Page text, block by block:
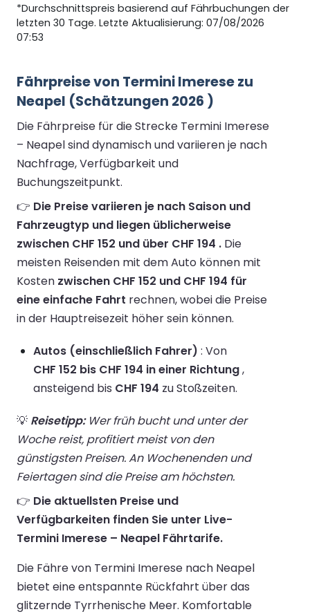
*Durchschnittspreis basierend auf Fährbuchungen der
letzten 30 Tage. Letzte Aktualisierung: 07/08/2026
07:53
Fährpreise von Termini Imerese zu
Neapel (Schätzungen 2026 )
Die Fährpreise für die Strecke Termini Imerese
– Neapel sind dynamisch und variieren je nach
Nachfrage, Verfügbarkeit und
Buchungszeitpunkt.
👉 Die Preise variieren je nach Saison und
Fahrzeugtyp und liegen üblicherweise
zwischen CHF 152 und über CHF 194 . Die
meisten Reisenden mit dem Auto können mit
Kosten zwischen CHF 152 und CHF 194 für
eine einfache Fahrt rechnen, wobei die Preise
in der Hauptreisezeit höher sein können.
Autos (einschließlich Fahrer) : Von
CHF 152 bis CHF 194 in einer Richtung,
ansteigend bis CHF 194 zu Stoßzeiten.
💡 Reisetipp:Wer früh bucht und unter der
Woche reist, profitiert meist von den
günstigsten Preisen. An Wochenenden und
Feiertagen sind die Preise am höchsten.
👉 Die aktuellsten Preise und
Verfügbarkeiten finden Sie unter Live-
Termini Imerese – Neapel Fährtarife.
Die Fähre von Termini Imerese nach Neapel
bietet eine entspannte Rückfahrt über das
glitzernde Tyrrhenische Meer. Komfortable